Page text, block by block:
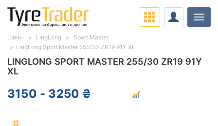
LINGLONG SPORT MASTER 255/30 ZR19 91Y
XL
3150 - 3250 ₴
Шины LingLong
Sport Master
LingLong Sport Master 255/30 ZR19 91Y XL